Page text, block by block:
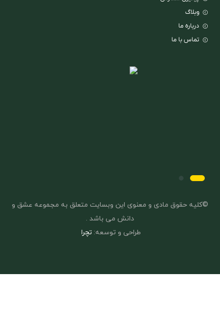
وبلاگ
درباره ما
تماس با ما
©کلیه حقوق مادی و معنوی این وبسایت متعلق به مجموعه عشق و
دانش می باشد .
طراحی و توسعه:تچرا